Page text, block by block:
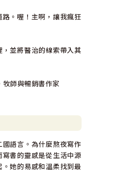
。喔！主啊，讓我瘋狂
並將醫治的線索帶入其
師與暢銷書作家
語言。為什麼熬夜寫作
書的靈感是從生活中源
她的易感和溫柔找到最